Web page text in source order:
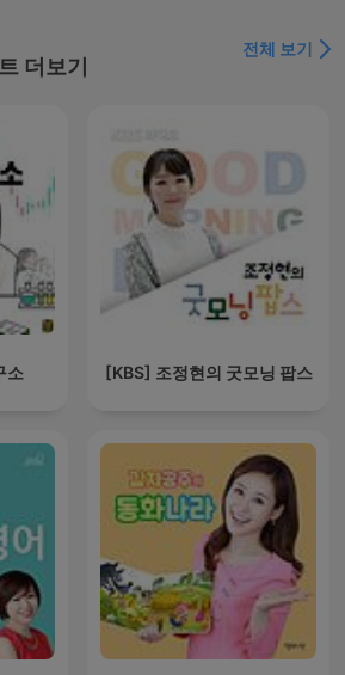
더보기
전체 보기
소 [KBS] 조정현의 굿모닝 팝스